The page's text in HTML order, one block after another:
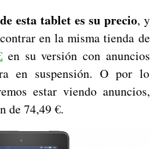
esta tablet es su precio, y
en la misma tienda de
en su versión con anuncios
en suspensión. O por lo
estar viendo anuncios,
de 74,49 €.